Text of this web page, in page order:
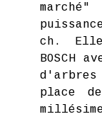
ch.
BOSCH
d'arbres
place